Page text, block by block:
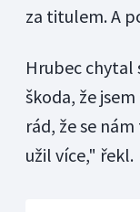
za titulem. A
Hrubec chytal
škoda, že
rád, že se
užil více," řekl.